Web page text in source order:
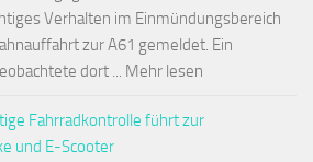
Verhalten im Einmündungsbereich
zur A61 gemeldet. Ein
dort ... Mehr lesen
Fahrradkontrolle führt zur
und E-Scooter